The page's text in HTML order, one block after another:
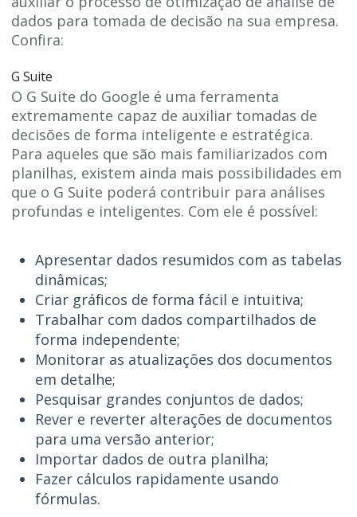
dados para tomada de decisão na sua empresa.
Confira:
G Suite
O G Suite do Google é uma ferramenta
extremamente capaz de auxiliar tomadas de
decisões de forma inteligente e estratégica.
Para aqueles que são mais familiarizados com
planilhas, existem ainda mais possibilidades em
que o G Suite poderá contribuir para análises
profundas e inteligentes. Com ele é possível:
Apresentar dados resumidos com as tabelas
dinâmicas;
Criar gráficos de forma fácil e intuitiva;
Trabalhar com dados compartilhados de
forma independente;
Monitorar as atualizações dos documentos
em detalhe;
Pesquisar grandes conjuntos de dados;
Rever e reverter alterações de documentos
para uma versão anterior;
Importar dados de outra planilha;
Fazer cálculos rapidamente usando
fórmulas.